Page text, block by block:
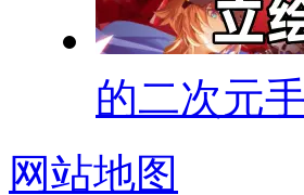
的二次元
网站地图